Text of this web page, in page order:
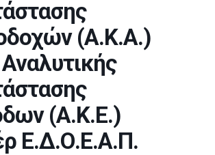
(Α.Κ.Α.)
Αναλυτικής
(Α.Κ.Ε.)
Ε.Δ.Ο.Ε.Α.Π.